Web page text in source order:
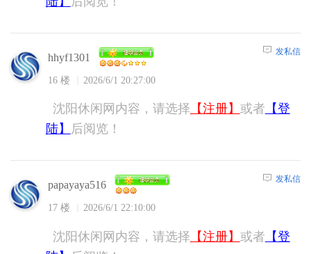
hhyf1301
16 楼 2026/6/1 20:27:00
发私信
沈阳休闲网内容，请选择 【注册】 或者 【登
陆】
后阅览！
papayaya516
17 楼 2026/6/1 22:10:00
发私信
沈阳休闲网内容，请选择 【注册】 或者 【登